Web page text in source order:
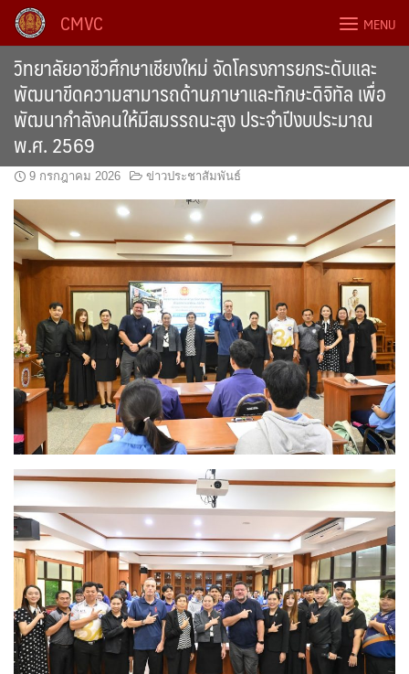
Skip
content
CMVC MENU
วิทยาลัยอาชีวศึกษาเชียงใหม่ จัดโครงการยกระดับและ
พัฒนาขีดความสามารถด้านภาษาและทักษะดิจิทัล เพื่อ
พัฒนากำลังคนให้มีสมรรถนะสูง ประจำปีงบประมาณ
พ.ศ. 2569
9 กรกฎาคม 2026 ข่าวประชาสัมพันธ์